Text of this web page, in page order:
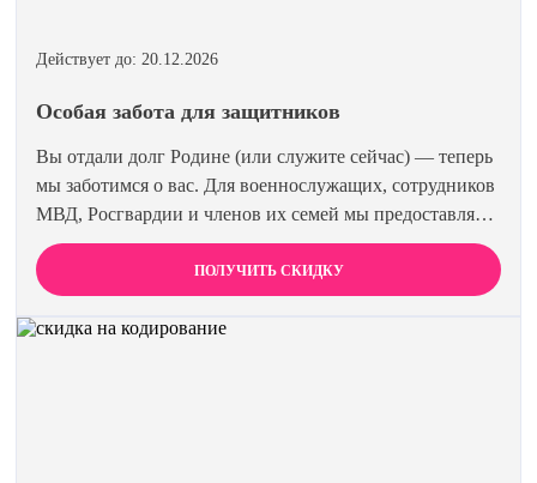
Действует до: 20.12.2026
Особая забота для защитников
Вы отдали долг Родине (или служите сейчас) — теперь
мы заботимся о вас. Для военнослужащих, сотрудников
МВД, Росгвардии и членов их семей мы предоставляем
скидку 15% на все виды лечения и кодирования.
Полная анонимность и уважение к вашему статусу
гарантированы. Действуйте по удостоверению.
ПОЛУЧИТЬ СКИДКУ